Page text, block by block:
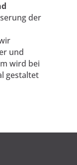
der
und
wird bei
gestaltet